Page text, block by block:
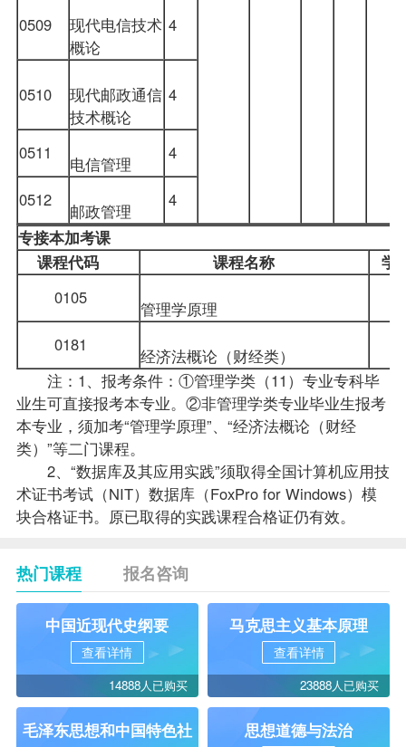
0509
现代电信技术
概论
4
0510
现代邮政通信
技术概论
4
0511
电信管理
4
0512
邮政管理
4
专接本加考课
课程代码
课程名称
学
0105
管理学原理
0181
经济法概论（财经类）
注：1、报考条件：①管理学类（11）专业专科毕
业生可直接报考本专业。②非管理学类专业毕业生报考
本专业，须加考“管理学原理”、“经济法概论（财经
类）”等二门课程。
2、“数据库及其应用实践”须取得全国计算机应用技
术证书考试（NIT）数据库（FoxPro for Windows）模
块合格证书。原已取得的实践课程合格证仍有效。
热门课程 报名咨询
中国近现代史纲要
查看详情
14888人已购买
马克思主义基本原理
查看详情
23888人已购买
毛泽东思想和中国特色社
思想道德与法治